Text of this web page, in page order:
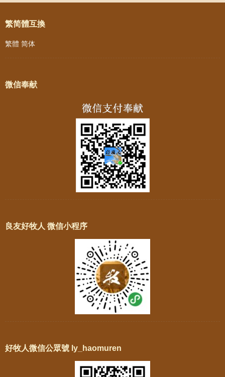
繁简體互換
繁體 简体
微信奉献
良友好牧人 微信小程序
好牧人微信公眾號 ly_haomuren